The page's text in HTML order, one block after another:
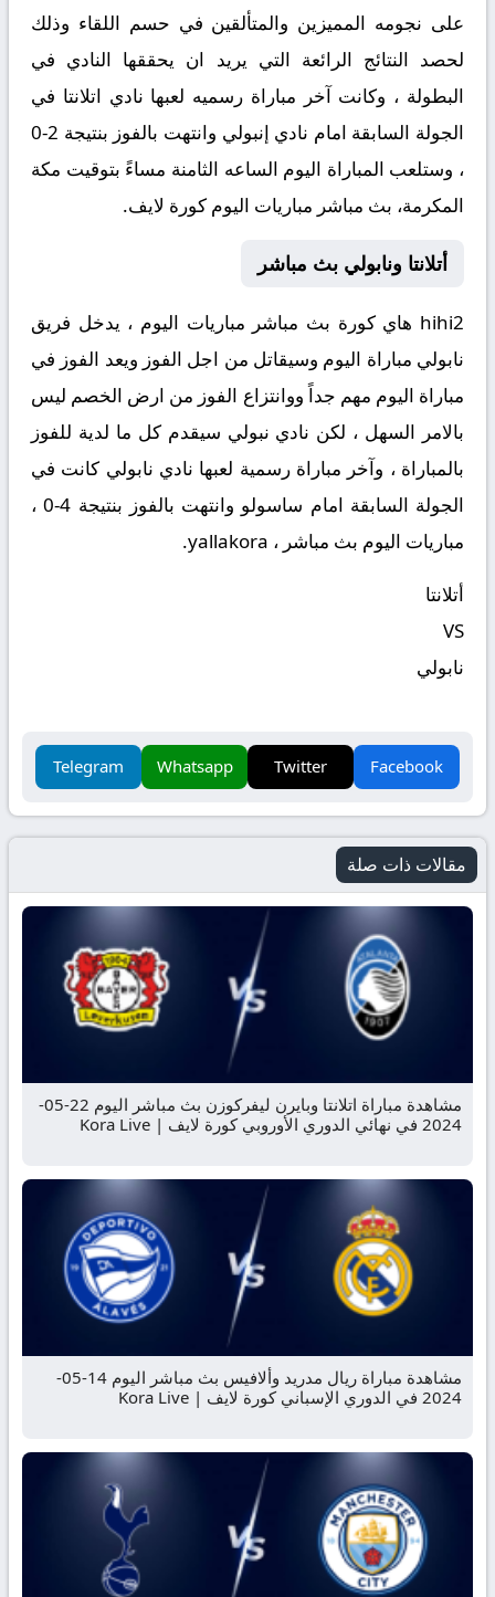
على نجومه المميزين والمتألقين في حسم اللقاء وذلك
لحصد النتائج الرائعة التي يريد ان يحققها النادي في
البطولة ، وكانت آخر مباراة رسميه لعبها نادي اتلانتا في
الجولة السابقة امام نادي إنبولي وانتهت بالفوز بنتيجة 2-0
، وستلعب المباراة اليوم الساعه الثامنة مساءً بتوقيت مكة
المكرمة، بث مباشر مباريات اليوم كورة لايف.
أتلانتا ونابولي بث مباشر
hihi2 هاي كورة بث مباشر مباريات اليوم ، يدخل فريق
نابولي مباراة اليوم وسيقاتل من اجل الفوز ويعد الفوز في
مباراة اليوم مهم جداً ووانتزاع الفوز من ارض الخصم ليس
بالامر السهل ، لكن نادي نبولي سيقدم كل ما لدية للفوز
بالمباراة ، وآخر مباراة رسمية لعبها نادي نابولي كانت في
الجولة السابقة امام ساسولو وانتهت بالفوز بنتيجة 4-0 ،
مباريات اليوم بث مباشر ، yallakora.
أتلانتا
VS
نابولي
Facebook
Twitter
Whatsapp
Telegram
مقالات ذات صلة
مشاهدة مباراة اتلانتا وبايرن ليفركوزن بث مباشر اليوم 22-05-
2024 في نهائي الدوري الأوروبي كورة لايف | Kora Live
مشاهدة مباراة ريال مدريد وألافيس بث مباشر اليوم 14-05-
2024 في الدوري الإسباني كورة لايف | Kora Live